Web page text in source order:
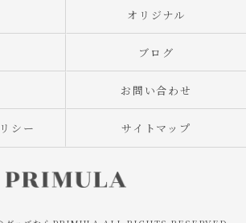
オリジナル
ブログ
お問い合わせ
シー サイトマップ